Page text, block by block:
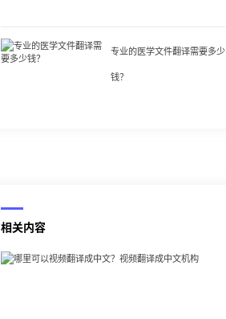
专业的医学文件翻译需要多少
钱？
相关内容